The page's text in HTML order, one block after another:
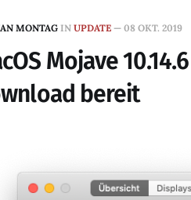
MONTAGIN UPDATE — 08 OKT. 2019
Mojave
bereit